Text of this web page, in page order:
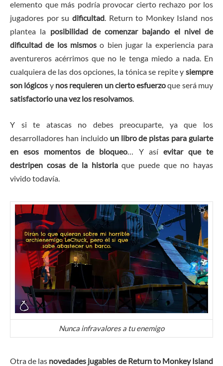
elemento que más podría provocar cierto rechazo por los
jugadores por su dificultad. Return to Monkey Island nos
plantea la posibilidad de comenzar bajando el nivel de
dificultad de los mismos o bien jugar la experiencia para
aventureros acérrimos que no le tenga miedo a nada. En
cualquiera de las dos opciones, la tónica se repite y siempre
son lógicos y nos requieren un cierto esfuerzoque será muy
satisfactorio una vez los resolvamos.
Y si te atascas no debes preocuparte, ya que los
desarrolladores han incluido un libro de pistas para guiarte
en esos momentos de bloqueo … Y así evitar que te
destripen cosas de la historiaque puede que no hayas
vivido todavía.
Nunca infravalores a tu enemigo
Otra de las novedades jugables de Return to Monkey Island